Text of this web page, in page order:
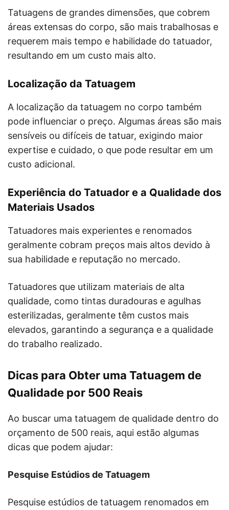
Tatuagens de grandes dimensões, que cobrem
áreas extensas do corpo, são mais trabalhosas e
requerem mais tempo e habilidade do tatuador,
resultando em um custo mais alto.
Localização da Tatuagem
A localização da tatuagem no corpo também
pode influenciar o preço. Algumas áreas são mais
sensíveis ou difíceis de tatuar, exigindo maior
expertise e cuidado, o que pode resultar em um
custo adicional.
Experiência do Tatuador e a Qualidade dos
Materiais Usados
Tatuadores mais experientes e renomados
geralmente cobram preços mais altos devido à
sua habilidade e reputação no mercado.
Tatuadores que utilizam materiais de alta
qualidade, como tintas duradouras e agulhas
esterilizadas, geralmente têm custos mais
elevados, garantindo a segurança e a qualidade
do trabalho realizado.
Dicas para Obter uma Tatuagem de
Qualidade por 500 Reais
Ao buscar uma tatuagem de qualidade dentro do
orçamento de 500 reais, aqui estão algumas
dicas que podem ajudar:
Pesquise Estúdios de Tatuagem
Pesquise estúdios de tatuagem renomados em